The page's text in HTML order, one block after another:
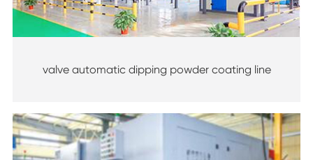
valve automatic dipping powder coating line